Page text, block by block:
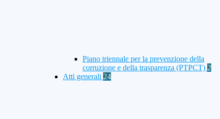
Piano triennale per la prevenzione della
corruzione e della trasparenza (PTPCT) 2
Atti generali 24